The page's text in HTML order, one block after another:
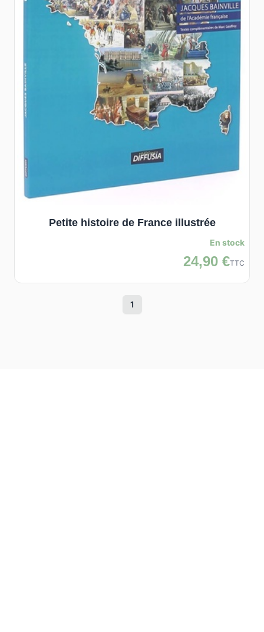
Petite histoire de France illustrée
En stock
24,90 €TTC
1